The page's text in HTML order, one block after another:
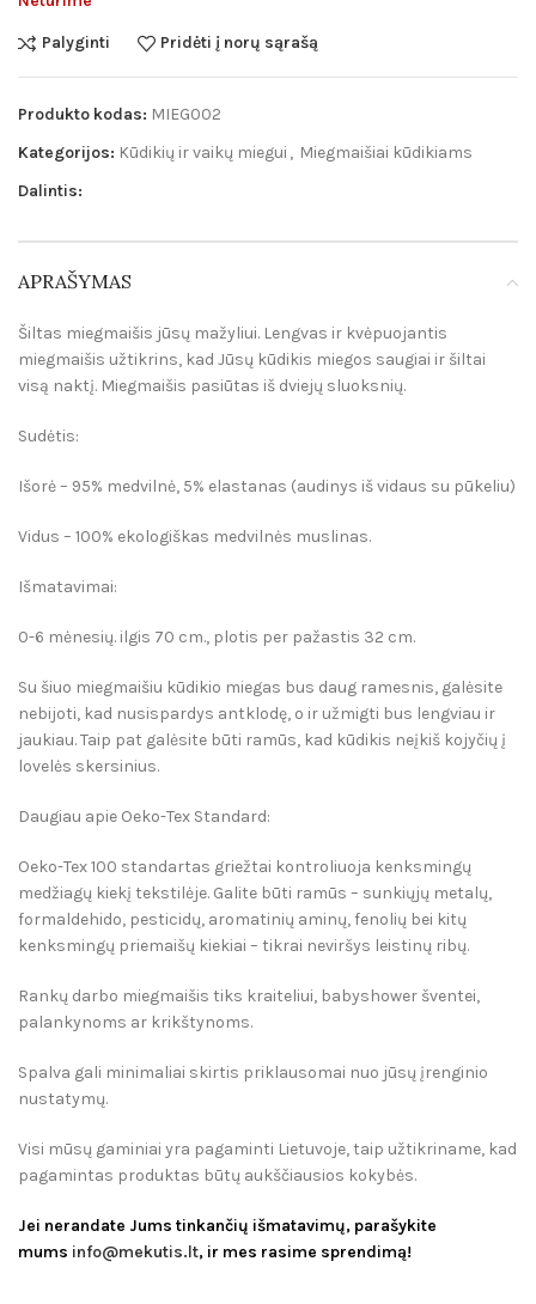
Palyginti Pridėti į norų sąrašą
Produkto kodas: MIEG002
Kategorijos: Kūdikių ir vaikų miegui , Miegmaišiai kūdikiams
Dalintis:
APRAŠYMAS
Šiltas miegmaišis jūsų mažyliui. Lengvas ir kvėpuojantis
miegmaišis užtikrins, kad Jūsų kūdikis miegos saugiai ir šiltai
visą naktį. Miegmaišis pasiūtas iš dviejų sluoksnių.
Sudėtis:
Išorė – 95% medvilnė, 5% elastanas (audinys iš vidaus su pūkeliu)
Vidus – 100% ekologiškas medvilnės muslinas.
Išmatavimai:
0-6 mėnesių. ilgis 70 cm., plotis per pažastis 32 cm.
Su šiuo miegmaišiu kūdikio miegas bus daug ramesnis, galėsite
nebijoti, kad nusispardys antklodę, o ir užmigti bus lengviau ir
jaukiau. Taip pat galėsite būti ramūs, kad kūdikis neįkiš kojyčių į
lovelės skersinius.
Daugiau apie Oeko-Tex Standard:
Oeko-Tex 100 standartas griežtai kontroliuoja kenksmingų
medžiagų kiekį tekstilėje. Galite būti ramūs – sunkiųjų metalų,
formaldehido, pesticidų, aromatinių aminų, fenolių bei kitų
kenksmingų priemaišų kiekiai – tikrai neviršys leistinų ribų.
Rankų darbo miegmaišis tiks kraiteliui, babyshower šventei,
palankynoms ar krikštynoms.
Spalva gali minimaliai skirtis priklausomai nuo jūsų įrenginio
nustatymų.
Visi mūsų gaminiai yra pagaminti Lietuvoje, taip užtikriname, kad
pagamintas produktas būtų aukščiausios kokybės.
Jei nerandate Jums tinkančių išmatavimų, parašykite
mums info@mekutis.lt, ir mes rasime sprendimą!